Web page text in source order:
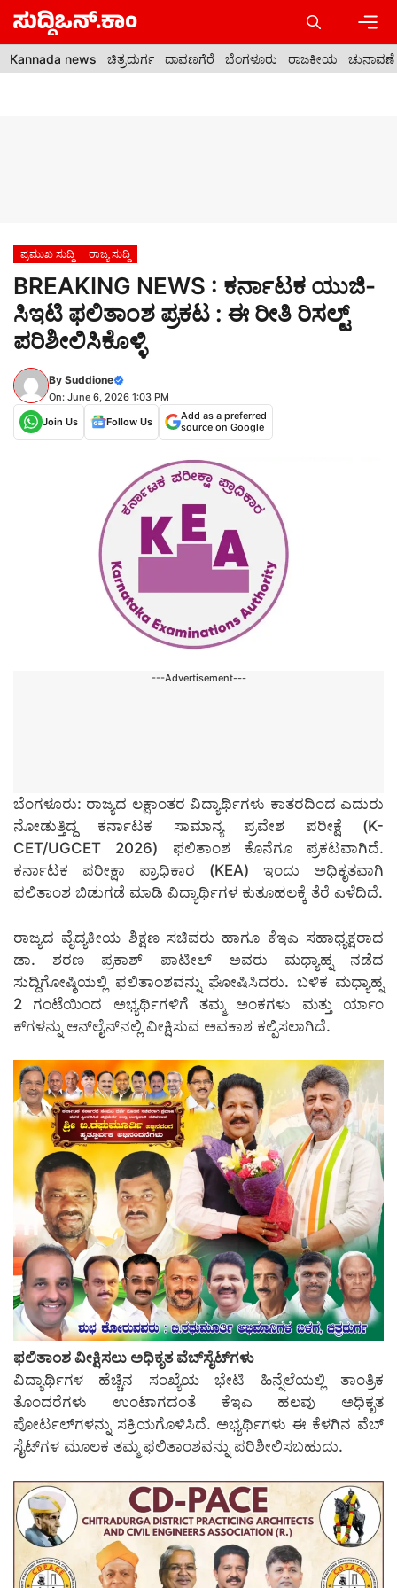
Skip
content
Kannada news ಚಿತ್ರದುರ್ಗ ದಾವಣಗೆರೆ ಬೆಂಗಳೂರು ರಾಜಕೀಯ ಚುನಾವಣೆ
ಪ್ರಮುಖ ಸುದ್ದಿ ರಾಜ್ಯ ಸುದ್ದಿ
BREAKING NEWS : ಕರ್ನಾಟಕ ಯುಜಿ-
ಸಿಇಟಿ ಫಲಿತಾಂಶ ಪ್ರಕಟ : ಈ ರೀತಿ ರಿಸಲ್ಟ್
ಪರಿಶೀಲಿಸಿಕೊಳ್ಳಿ
By Suddione
On: June 6, 2026 1:03 PM
Join Us
Follow Us
Add as a preferred
source on Google
---Advertisement---
ಬೆಂಗಳೂರು: ರಾಜ್ಯದ ಲಕ್ಷಾಂತರ ವಿದ್ಯಾರ್ಥಿಗಳು ಕಾತರದಿಂದ ಎದುರು
ನೋಡುತ್ತಿದ್ದ ಕರ್ನಾಟಕ ಸಾಮಾನ್ಯ ಪ್ರವೇಶ ಪರೀಕ್ಷೆ (K-
CET/UGCET 2026) ಫಲಿತಾಂಶ ಕೊನೆಗೂ ಪ್ರಕಟವಾಗಿದೆ.
ಕರ್ನಾಟಕ ಪರೀಕ್ಷಾ ಪ್ರಾಧಿಕಾರ (KEA) ಇಂದು ಅಧಿಕೃತವಾಗಿ
ಫಲಿತಾಂಶ ಬಿಡುಗಡೆ ಮಾಡಿ ವಿದ್ಯಾರ್ಥಿಗಳ ಕುತೂಹಲಕ್ಕೆ ತೆರೆ ಎಳೆದಿದೆ.
ರಾಜ್ಯದ ವೈದ್ಯಕೀಯ ಶಿಕ್ಷಣ ಸಚಿವರು ಹಾಗೂ ಕೆಇಎ ಸಹಾಧ್ಯಕ್ಷರಾದ
ಡಾ. ಶರಣ ಪ್ರಕಾಶ್ ಪಾಟೀಲ್ ಅವರು ಮಧ್ಯಾಹ್ನ ನಡೆದ
ಸುದ್ದಿಗೋಷ್ಠಿಯಲ್ಲಿ ಫಲಿತಾಂಶವನ್ನು ಘೋಷಿಸಿದರು. ಬಳಿಕ ಮಧ್ಯಾಹ್ನ
2 ಗಂಟೆಯಿಂದ ಅಭ್ಯರ್ಥಿಗಳಿಗೆ ತಮ್ಮ ಅಂಕಗಳು ಮತ್ತು ರ್ಯಾಂ
ಕ್‌ಗಳನ್ನು ಆನ್‌ಲೈನ್‌ನಲ್ಲಿ ವೀಕ್ಷಿಸುವ ಅವಕಾಶ ಕಲ್ಪಿಸಲಾಗಿದೆ.
ಫಲಿತಾಂಶ ವೀಕ್ಷಿಸಲು ಅಧಿಕೃತ ವೆಬ್‌ಸೈಟ್‌ಗಳು
ವಿದ್ಯಾರ್ಥಿಗಳ ಹೆಚ್ಚಿನ ಸಂಖ್ಯೆಯ ಭೇಟಿ ಹಿನ್ನೆಲೆಯಲ್ಲಿ ತಾಂತ್ರಿಕ
ತೊಂದರೆಗಳು ಉಂಟಾಗದಂತೆ ಕೆಇಎ ಹಲವು ಅಧಿಕೃತ
ಪೋರ್ಟಲ್‌ಗಳನ್ನು ಸಕ್ರಿಯಗೊಳಿಸಿದೆ. ಅಭ್ಯರ್ಥಿಗಳು ಈ ಕೆಳಗಿನ ವೆಬ್‌
ಸೈಟ್‌ಗಳ ಮೂಲಕ ತಮ್ಮ ಫಲಿತಾಂಶವನ್ನು ಪರಿಶೀಲಿಸಬಹುದು.